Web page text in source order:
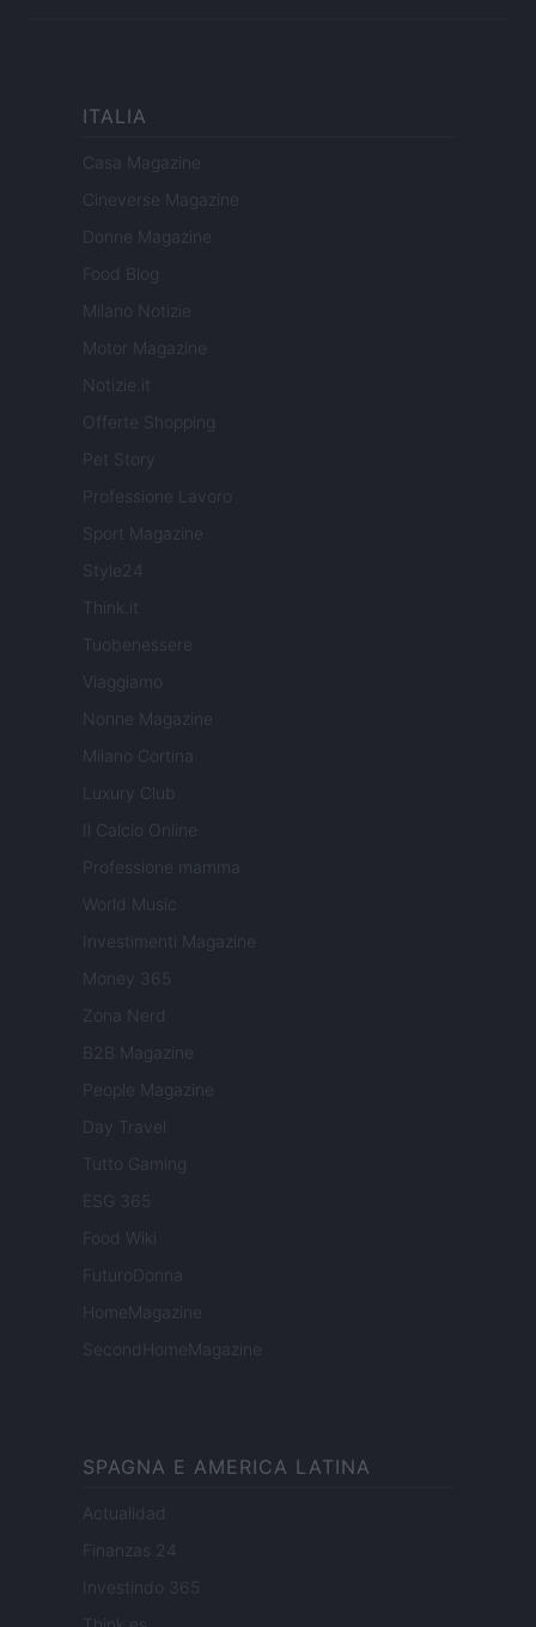
ITALIA
Casa Magazine
Cineverse Magazine
Donne Magazine
Food Blog
Milano Notizie
Motor Magazine
Notizie.it
Offerte Shopping
Pet Story
Professione Lavoro
Sport Magazine
Style24
Think.it
Tuobenessere
Viaggiamo
Nonne Magazine
Milano Cortina
Luxury Club
Il Calcio Online
Professione mamma
World Music
Investimenti Magazine
Money 365
Zona Nerd
B2B Magazine
People Magazine
Day Travel
Tutto Gaming
ESG 365
Food Wiki
FuturoDonna
HomeMagazine
SecondHomeMagazine
SPAGNA E AMERICA LATINA
Actualidad
Finanzas 24
Investindo 365